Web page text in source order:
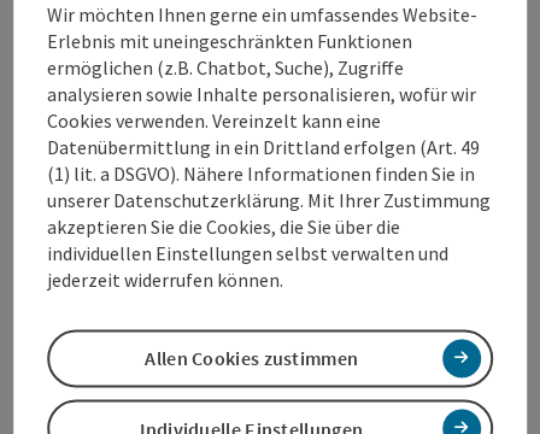
gelungen. Die Rückkehr von Thalia ins Stadtzentrum zeigt das
Wiedererstarken der Welser Innenstadt und ihre ständig
wachsende Attraktivität. Wir arbeiten weiter daran, dass Wels
die Stadt mit der höchsten Lebensqualität wird.“
Statement StR. Dr. Martin Oberndorfer:
„Thalia kommt wieder in die Welser Innenstadt zurück! Dem
Wirtschaftsservice Wels ist es gelungen, mit Thalia einen
wesentlichen Frequenzbringer, noch dazu an einem der
prominentesten Plätze der Stadt, anzusiedeln. Für den
innerstädtischen Handel ist das eine deutliche Aufwertung
Branchenmixes.“
Peter Jungreithmair, MBA, GF Wels Marketing & Touristik
GmbH:
Wir möchten Ihnen gerne ein umfassendes Website-
Erlebnis mit uneingeschränkten Funktionen
ermöglichen (z.B. Chatbot, Suche), Zugriffe
analysieren sowie Inhalte personalisieren, wofür wir
Cookies verwenden. Vereinzelt kann eine
Datenübermittlung in ein Drittland erfolgen (Art. 49
(1) lit. a DSGVO). Nähere Informationen finden Sie in
unserer Datenschutzerklärung. Mit Ihrer Zustimmung
akzeptieren Sie die Cookies, die Sie über die
individuellen Einstellungen selbst verwalten und
jederzeit widerrufen können.
Individuelle Einstellungen
Allen Cookies zustimmen